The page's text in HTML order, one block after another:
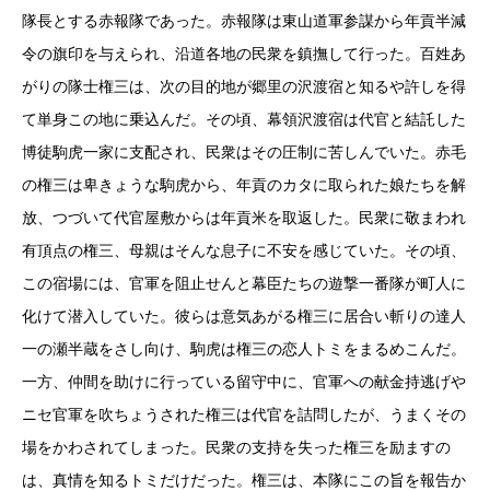
隊長とする赤報隊であった。赤報隊は東山道軍参謀から年貢半減
令の旗印を与えられ、沿道各地の民衆を鎮撫して行った。百姓あ
がりの隊士権三は、次の目的地が郷里の沢渡宿と知るや許しを得
て単身この地に乗込んだ。その頃、幕領沢渡宿は代官と結託した
博徒駒虎一家に支配され、民衆はその圧制に苦しんでいた。赤毛
の権三は卑きょうな駒虎から、年貢のカタに取られた娘たちを解
放、つづいて代官屋敷からは年貢米を取返した。民衆に敬まわれ
有頂点の権三、母親はそんな息子に不安を感じていた。その頃、
この宿場には、官軍を阻止せんと幕臣たちの遊撃一番隊が町人に
化けて潜入していた。彼らは意気あがる権三に居合い斬りの達人
一の瀬半蔵をさし向け、駒虎は権三の恋人トミをまるめこんだ。
一方、仲間を助けに行っている留守中に、官軍への献金持逃げや
ニセ官軍を吹ちょうされた権三は代官を詰問したが、うまくその
場をかわされてしまった。民衆の支持を失った権三を励ますの
は、真情を知るトミだけだった。権三は、本隊にこの旨を報告か